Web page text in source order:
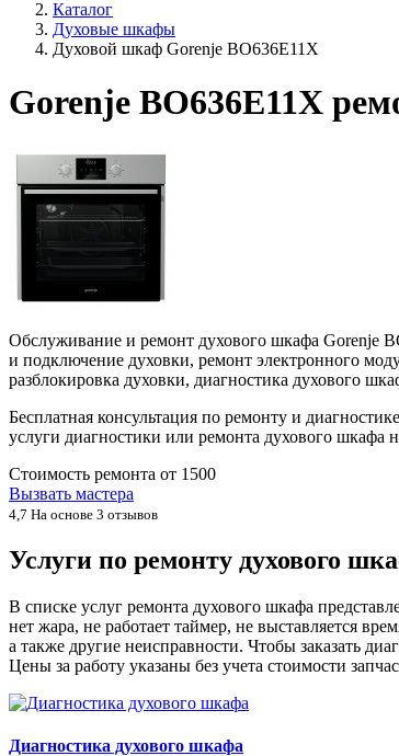
Каталог
Духовые шкафы
Духовой шкаф Gorenje BO636E11X
Gorenje BO636E11X
Обслуживание и ремонт духового шкафа Gorenje
и подключение духовки, ремонт электронного
разблокировка духовки, диагностика духового
Бесплатная консультация по ремонту и диагностике
услуги диагностики или ремонта духового
Стоимость ремонта от 1500
Вызвать мастера
4,7 На основе 3 отзывов
Услуги по ремонту духового
В списке услуг ремонта духового шкафа
нет жара, не работает таймер, не выставляется
а также другие неисправности. Чтобы заказать
Цены за работу указаны без учета стоимости
Диагностика духового шкафа